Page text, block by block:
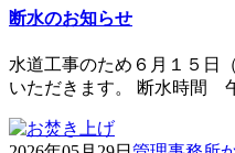
断水のお知らせ
水道工事のため６月１５日
いただきます。 断水時間